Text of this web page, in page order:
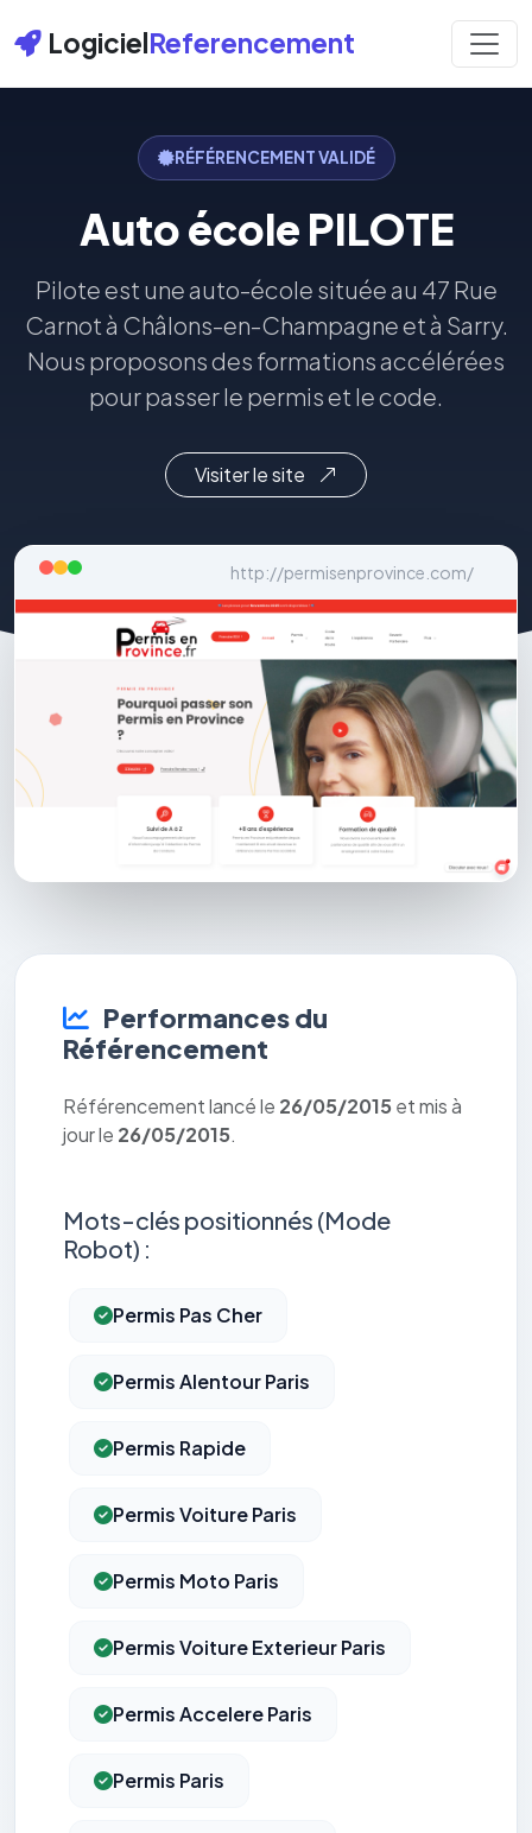
LogicielReferencement
RÉFÉRENCEMENT VALIDÉ
Auto école PILOTE
Pilote est une auto-école située au 47 Rue
Carnot à Châlons-en-Champagne et à Sarry.
Nous proposons des formations accélérées
pour passer le permis et le code.
Visiter le site
http://permisenprovince.com/
Performances du
Référencement
Référencement lancé le 26/05/2015 et mis à
jour le 26/05/2015.
Mots-clés positionnés (Mode
Robot) :
Permis Pas Cher
Permis Alentour Paris
Permis Rapide
Permis Voiture Paris
Permis Moto Paris
Permis Voiture Exterieur Paris
Permis Accelere Paris
Permis Paris